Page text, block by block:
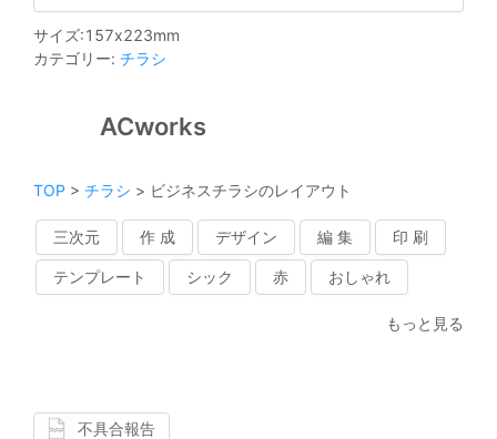
サイズ:157x223mm
カテゴリー: チラシ
ACworks
TOP > チラシ > ビジネスチラシのレイアウト
三次元 作 成 デザイン 編 集 印 刷
テンプレート シック 赤 おしゃれ
もっと見る
不具合報告